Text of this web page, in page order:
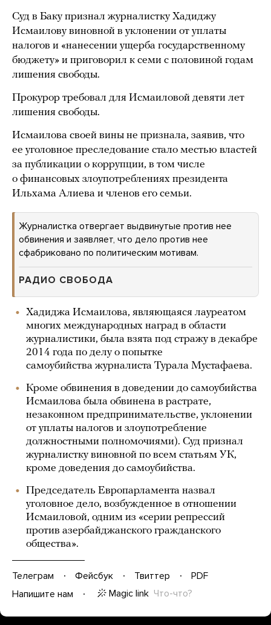
Суд в Баку признал журналистку Хадиджу
Исмаилову виновной в уклонении от уплаты
налогов и «нанесении ущерба государственному
бюджету» и приговорил к семи с половиной годам
лишения свободы.
Прокурор требовал для Исмаиловой девяти лет
лишения свободы.
Исмаилова своей вины не признала, заявив, что
ее уголовное преследование стало местью властей
за публикации о коррупции, в том числе
о финансовых злоупотреблениях президента
Ильхама Алиева и членов его семьи.
Журналистка отвергает выдвинутые против нее
обвинения и заявляет, что дело против нее
сфабриковано по политическим мотивам.
РАДИО СВОБОДА
Хадиджа Исмаилова, являющаяся лауреатом
многих международных наград в области
журналистики, была взята под стражу в декабре
2014 года по делу о попытке
самоубийства журналиста Турала Мустафаева.
Кроме обвинения в доведении до самоубийства
Исмаилова была обвинена в растрате,
незаконном предпринимательстве, уклонении
от уплаты налогов и злоупотребление
должностными полномочиями). Суд признал
журналистку виновной по всем статьям УК,
кроме доведения до самоубийства.
Председатель Европарламента назвал
уголовное дело, возбужденное в отношении
Исмаиловой, одним из «серии репрессий
против азербайджанского гражданского
общества».
Телеграм Фейсбук Твиттер
PDF
Напишите нам
Magic link Что-что?